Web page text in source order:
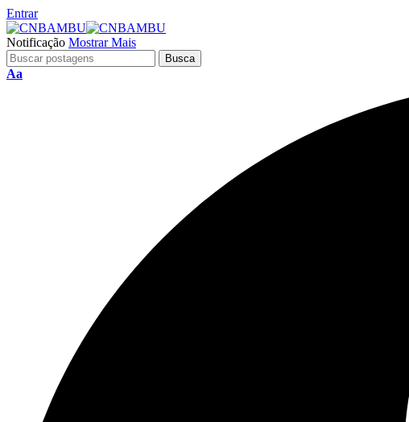
Entrar
Notificação Mostrar Mais
Aa